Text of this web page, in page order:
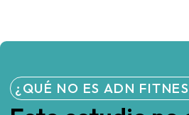
¿QUÉ NO ES ADN